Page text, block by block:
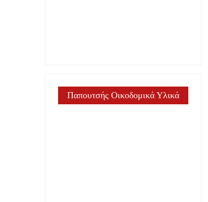
Παπουτσής Οικοδομικά Υλικά